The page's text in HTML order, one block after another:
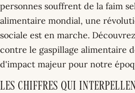
personnes souffrent de la faim
alimentaire mondial, une
sociale est en marche.
contre le gaspillage alimentaire
d'impact majeur pour notre
Les chiffres qui